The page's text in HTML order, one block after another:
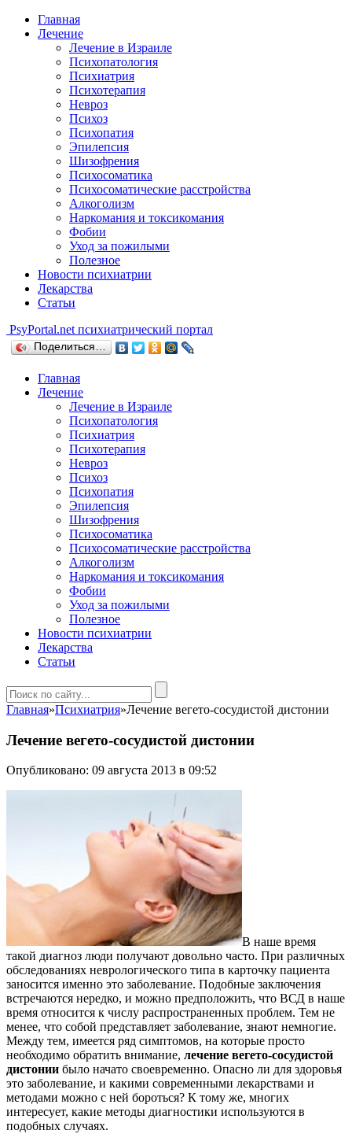
Главная
Лечение
Лечение в Израиле
Психопатология
Психиатрия
Психотерапия
Невроз
Психоз
Психопатия
Эпилепсия
Шизофрения
Психосоматика
Психосоматические расстройства
Алкоголизм
Наркомания и токсикомания
Фобии
Уход за пожилыми
Полезное
Новости психиатрии
Лекарства
Статьи
PsyPortal.net психиатрический портал
Поделиться…
Главная
Лечение
Лечение в Израиле
Психопатология
Психиатрия
Психотерапия
Невроз
Психоз
Психопатия
Эпилепсия
Шизофрения
Психосоматика
Психосоматические расстройства
Алкоголизм
Наркомания и токсикомания
Фобии
Уход за пожилыми
Полезное
Новости психиатрии
Лекарства
Статьи
Главная»Психиатрия»Лечение вегето-сосудистой дистонии
Лечение вегето-сосудистой дистонии
Опубликовано: 09 августа 2013 в 09:52
В наше время
такой диагноз люди получают довольно часто. При различных
обследованиях неврологического типа в карточку пациента
заносится именно это заболевание. Подобные заключения
встречаются нередко, и можно предположить, что ВСД в наше
время относится к числу распространенных проблем. Тем не
менее, что собой представляет заболевание, знают немногие.
Между тем, имеется ряд симптомов, на которые просто
необходимо обратить внимание, лечение вегето-сосудистой
дистонии было начато своевременно. Опасно ли для здоровья
это заболевание, и какими современными лекарствами и
методами можно с ней бороться? К тому же, многих
интересует, какие методы диагностики используются в
подобных случаях.